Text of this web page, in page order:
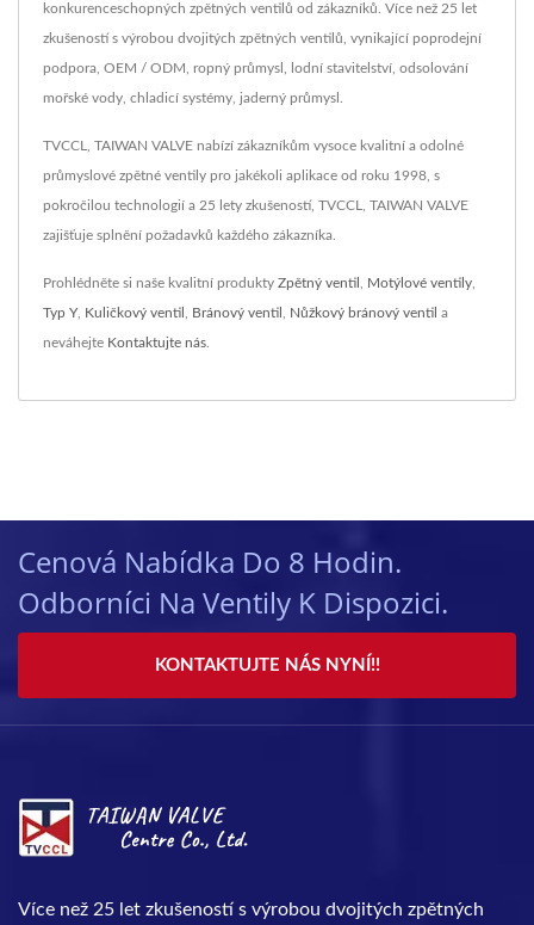
konkurenceschopných zpětných ventilů od zákazníků. Více než 25 let
zkušeností s výrobou dvojitých zpětných ventilů, vynikající poprodejní
podpora, OEM / ODM, ropný průmysl, lodní stavitelství, odsolování
mořské vody, chladicí systémy, jaderný průmysl.
TVCCL, TAIWAN VALVE nabízí zákazníkům vysoce kvalitní a odolné
průmyslové zpětné ventily pro jakékoli aplikace od roku 1998, s
pokročilou technologií a 25 lety zkušeností, TVCCL, TAIWAN VALVE
zajišťuje splnění požadavků každého zákazníka.
Prohlédněte si naše kvalitní produkty Zpětný ventil Motýlové ventily
Typ Y, Kuličkový ventil Bránový ventil Nůžkový bránový ventil a
neváhejte Kontaktujte nás
Cenová Nabídka Do 8 Hodin.
Odborníci Na Ventily K Dispozici.
KONTAKTUJTE NÁS NYNÍ!!
Více než 25 let zkušeností s výrobou dvojitých zpětných